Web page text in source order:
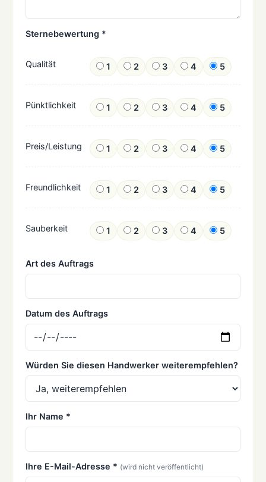
Sternebewertung *
Qualität 1 2 3 4 5
Pünktlichkeit 1 2 3 4 5
Preis/Leistung 1 2 3 4 5
Freundlichkeit 1 2 3 4 5
Sauberkeit 1 2 3 4 5
Art des Auftrags
Datum des Auftrags
Würden Sie diesen Handwerker weiterempfehlen?
Ihr Name *
Ihre E-Mail-Adresse * (wird nicht veröffentlicht)